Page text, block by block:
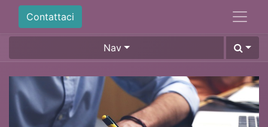
Contattaci
Nav